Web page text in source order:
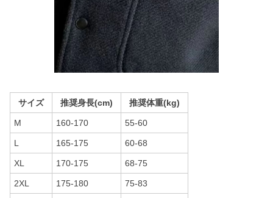
サイズ 推奨身長(cm) 推奨体重(kg)
M 160-170 55-60
L 165-175 60-68
XL 170-175 68-75
2XL 175-180 75-83